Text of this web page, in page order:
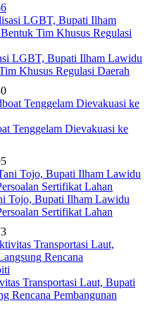
LGBT, Bupati Ilham Lawidu
Khusus Regulasi Daerah
Tenggelam Dievakuasi ke
Tojo, Bupati Ilham Lawidu
Sertifikat Lahan
Transportasi Laut, Bupati
Rencana Pembangunan